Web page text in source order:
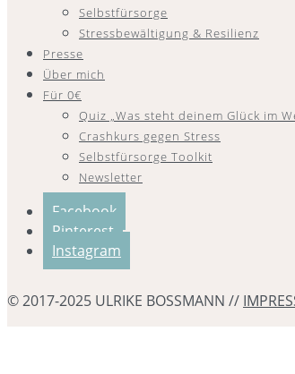
Selbstfürsorge
Stressbewältigung & Resilienz
Presse
Über mich
Für 0€
Quiz „Was steht deinem Glück im
Crashkurs gegen Stress
Selbstfürsorge Toolkit
Newsletter
Facebook
Pinterest
Instagram
© 2017-2025 ULRIKE BOSSMANN //